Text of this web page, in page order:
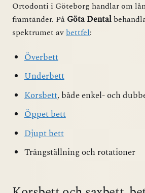
Ortodonti i Göteborg handlar om
framtänder. På Göta Dental
spektrumet avbettfel:
Överbett
Underbett
Korsbett, både enkel- och
Öppet bett
Djupt bett
Trångställning och rotationer